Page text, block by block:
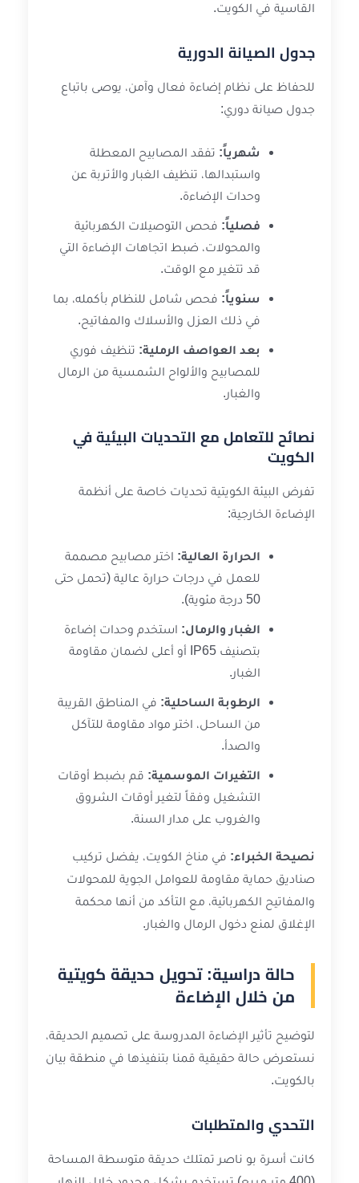
القاسية في الكويت.
جدول الصيانة الدورية
للحفاظ على نظام إضاءة فعال وآمن، يوصى باتباع
جدول صيانة دوري:
شهرياً: تفقد المصابيح المعطلة
واستبدالها، تنظيف الغبار والأتربة عن
وحدات الإضاءة.
فصلياً: فحص التوصيلات الكهربائية
والمحولات، ضبط اتجاهات الإضاءة التي
قد تتغير مع الوقت.
سنوياً: فحص شامل للنظام بأكمله، بما
في ذلك العزل والأسلاك والمفاتيح.
بعد العواصف الرملية: تنظيف فوري
للمصابيح والألواح الشمسية من الرمال
والغبار.
نصائح للتعامل مع التحديات البيئية في
الكويت
تفرض البيئة الكويتية تحديات خاصة على أنظمة
الإضاءة الخارجية:
الحرارة العالية: اختر مصابيح مصممة
للعمل في درجات حرارة عالية (تحمل حتى
50 درجة مئوية).
الغبار والرمال: استخدم وحدات إضاءة
بتصنيف IP65 أو أعلى لضمان مقاومة
الغبار.
الرطوبة الساحلية: في المناطق القريبة
من الساحل، اختر مواد مقاومة للتآكل
والصدأ.
التغيرات الموسمية: قم بضبط أوقات
التشغيل وفقاً لتغير أوقات الشروق
والغروب على مدار السنة.
نصيحة الخبراء: في مناخ الكويت، يفضل تركيب
صناديق حماية مقاومة للعوامل الجوية للمحولات
والمفاتيح الكهربائية، مع التأكد من أنها محكمة
الإغلاق لمنع دخول الرمال والغبار.
حالة دراسية: تحويل حديقة كويتية
من خلال الإضاءة
لتوضيح تأثير الإضاءة المدروسة على تصميم الحديقة،
نستعرض حالة حقيقية قمنا بتنفيذها في منطقة بيان
بالكويت.
التحدي والمتطلبات
كانت أسرة بو ناصر تمتلك حديقة متوسطة المساحة